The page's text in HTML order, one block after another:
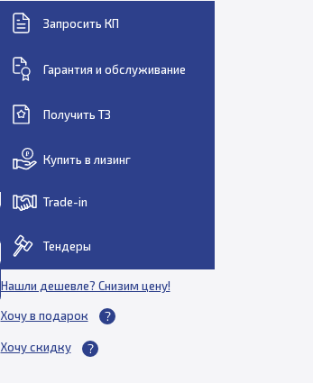
Запросить КП
Гарантия и обслуживание
Получить ТЗ
Купить в лизинг
Trade-in
Тендеры
Нашли дешевле? Снизим цену!
Хочу в подарок
Хочу скидку